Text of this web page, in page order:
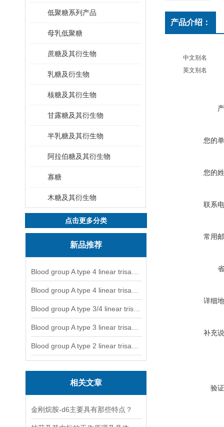
低聚糖系列产品
母乳低聚糖
蔗糖及其衍生物
乳糖及衍生物
核糖及其衍生物
甘露糖及其衍生物
半乳糖及其衍生物
阿拉伯糖及其衍生物
寡糖
木糖及其衍生物
点击更多分类
新品推荐
相关文章
金刚烷胺-d6主要具有那些特点？
产品介绍：
中文别名
英文别名
您的
您的
联系
常用
详细
补充
验